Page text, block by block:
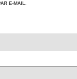
E-MAIL.